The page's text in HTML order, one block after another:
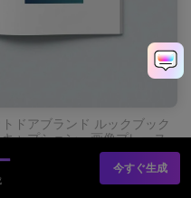
ドアブランド ルックブック
ャプション、画像プレース
ィープブルー・ティール・
ルグレーのパレット --ar 4:3
今すぐ生成